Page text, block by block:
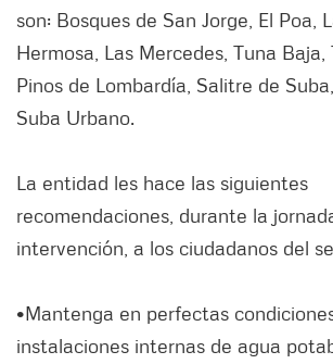
son: Bosques de San Jorge, El Poa,
Hermosa, Las Mercedes, Tuna Baja,
Pinos de Lombardía, Salitre de
Suba Urbano.
La entidad les hace las siguientes
recomendaciones, durante la
intervención, a los ciudadanos del
•Mantenga en perfectas
instalaciones internas de agua